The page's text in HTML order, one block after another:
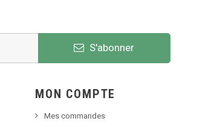
S'abonner
MON COMPTE
Mes commandes